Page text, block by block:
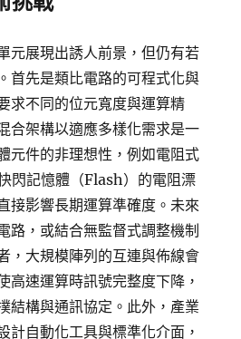
元展現出誘人前景，但仍有若
首先是類比電路的可程式化與
求不同的位元寬度與運算精
合架構以適應多樣化需求是一
元件的非理想性，例如電阻式
閃記憶體（Flash）的電阻漂
接影響長期運算準確度。未來
路，或結合無監督式調整機制
，大規模陣列的互連與佈線會
高速運算時訊號完整度下降，
結構與通訊協定。此外，產業
計自動化工具與標準化介面，